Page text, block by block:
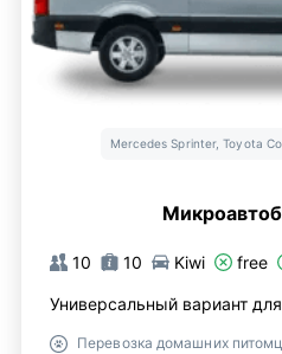
Mercedes Sprinter, Toyota
10 10 Kiwi free
Универсальный вариант
Перевозка домашних